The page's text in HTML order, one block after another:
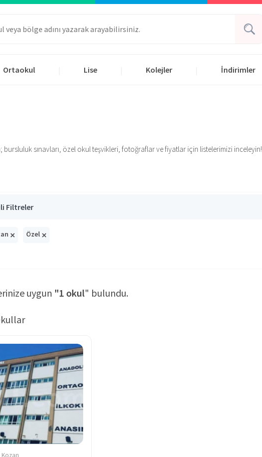
Ortaokul Lise Kolejler İndirimler
sınavları, özel okul teşvikleri, fotoğraflar ve fiyatlar için listelerimizi inceleyin!
Filtreler
× Özel ×
uygun "1 okul" bulundu.